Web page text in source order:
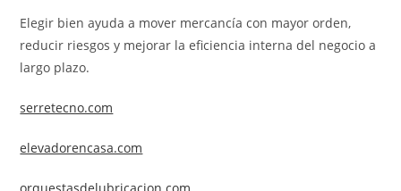
Elegir bien ayuda a mover mercancía con mayor orden,
reducir riesgos y mejorar la eficiencia interna del negocio a
largo plazo.
serretecno.com
elevadorencasa.com